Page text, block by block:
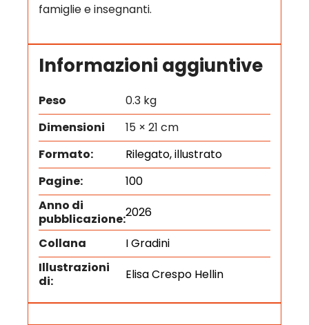
famiglie e insegnanti.
Informazioni aggiuntive
Peso
0.3 kg
Dimensioni
15 × 21 cm
Formato:
Rilegato, illustrato
Pagine:
100
Anno di
pubblicazione:2026
Collana
I Gradini
Illustrazioni
di:
Elisa Crespo Hellin